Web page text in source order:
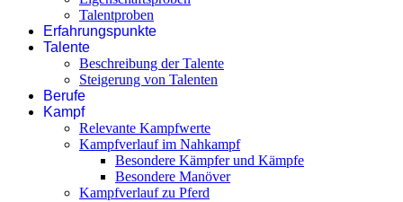
Talentproben
Erfahrungspunkte
Talente
Beschreibung der Talente
Steigerung von Talenten
Berufe
Kampf
Relevante Kampfwerte
Kampfverlauf im Nahkampf
Besondere Kämpfer und Kämpfe
Besondere Manöver
Kampfverlauf zu Pferd